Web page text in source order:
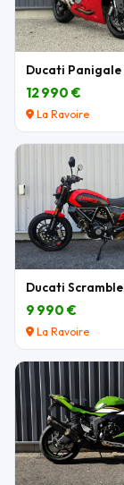
Ducati Panigale
12 990 €
La Ravoire
9 990 €
La Ravoire